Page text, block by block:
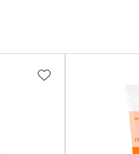
ADICIONAR